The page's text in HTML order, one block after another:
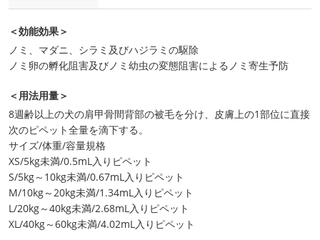
＜効能効果＞
ノミ、マダニ、シラミ及びハジラミの駆除
ノミ卵の孵化阻害及びノミ幼虫の変態阻害によるノミ寄生予防
＜用法用量＞
8週齢以上の犬の肩甲骨間背部の被毛を分け、皮膚上の1部位に直接
次のピペット全量を滴下する。
サイズ/体重/容量規格
XS/5kg未満/0.5mL入りピペット
S/5kg～10kg未満/0.67mL入りピペット
M/10kg～20kg未満/1.34mL入りピペット
L/20kg～40kg未満/2.68mL入りピペット
XL/40kg～60kg未満/4.02mL入りピペット